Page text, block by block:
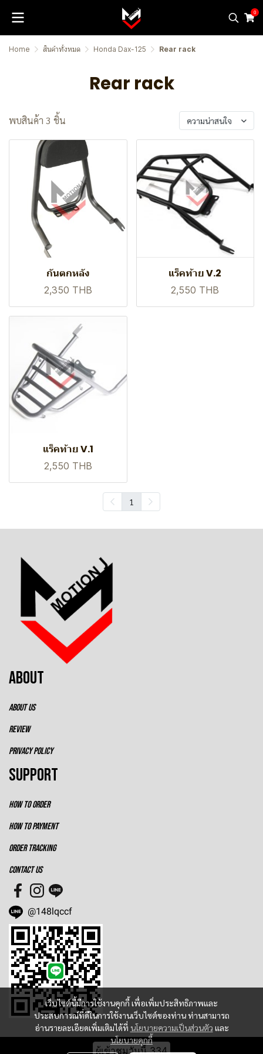
0
Home สินค้าทั้งหมด Honda Dax-125 Rear rack
Rear rack
พบสินค้า 3 ชิ้น ความน่าสนใจ
กันตกหลัง
2,350 THB
แร็คท้าย V.2
2,550 THB
แร็คท้าย V.1
2,550 THB
1
เว็บไซต์นี้มีการใช้งานคุกกี้ เพื่อเพิ่มประสิทธิภาพและ
ประสบการณ์ที่ดีในการใช้งานเว็บไซต์ของท่าน ท่านสามารถ
อ่านรายละเอียดเพิ่มเติมได้ที่ นโยบายความเป็นส่วนตัว และ
นโยบายคุกกี้
ABOUT
ABOUT US
REVIEW
PRIVACY POLICY
SUPPORT
HOW TO ORDER
HOW TO PAYMENT
ORDER TRACKING
CONTACT US
@148lqccf
ผู้เข้าชมวันนี้334